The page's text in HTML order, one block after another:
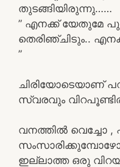
തുടങ്ങിയിരുന്നു……
” എനക്ക് യേതുമേ
തെരിഞ്ചിടും..
”
ചിരിയോടെയാണ്
സ്വരവും
വനത്തിൽ വെച്ചോ ,
ഇല്ലാത്ത ഒരു